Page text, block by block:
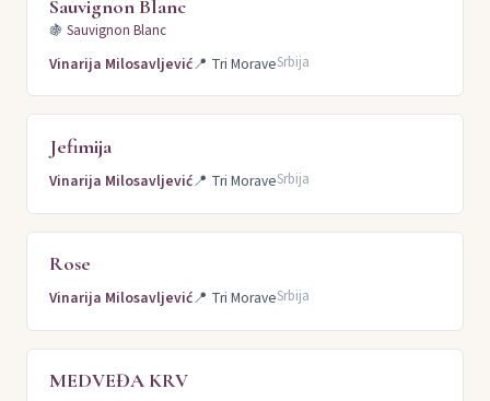
Sauvignon Blanc
🍇 Sauvignon Blanc
Vinarija Milosavljević📍 Tri MoraveSrbija
Jefimija
Vinarija Milosavljević📍 Tri MoraveSrbija
Rose
Vinarija Milosavljević📍 Tri MoraveSrbija
MEDVEĐA KRV